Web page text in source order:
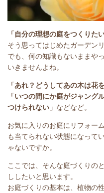
「自分の理想の庭をつくりたい
そう思ってはじめたガーデン
でも、何の知識もないままや
いきませんよね。
「あれ？どうしてあの木は花
「いつの間にか庭がジャング
つけられない」 などなど。
お気に入りのお庭にリフォー
も当てられない状態になって
ゃないですか。
ここでは、そんな庭づくりの
ししたいと思います。
お庭づくりの基本は、植物の